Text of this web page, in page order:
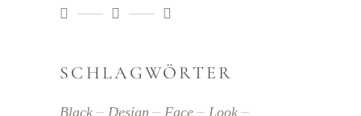
SCHLAGWÖRTER
Black Design Face
Look